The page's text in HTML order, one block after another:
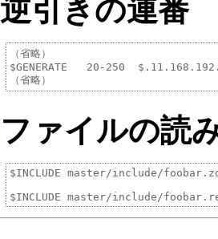
逆引きの連番
（省略）
$GENERATE   20-250
ファイルの読
$INCLUDE master/include/